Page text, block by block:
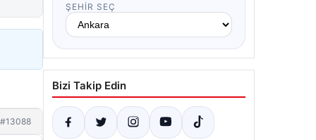
#13088
ŞEHIR SEÇ
Bizi Takip Edin